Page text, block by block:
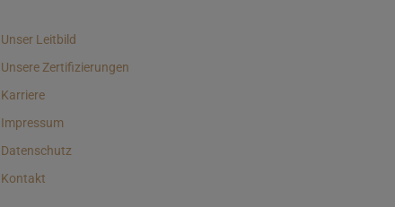
Unser Leitbild
Unsere Zertifizierungen
Karriere
Impressum
Datenschutz
Kontakt